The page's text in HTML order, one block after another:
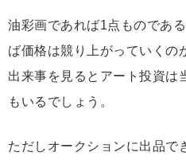
油彩画であれば1点ものであ
ば価格は競り上がっていくの
出来事を見るとアート投資は
もいるでしょう。
ただしオークションに出品で